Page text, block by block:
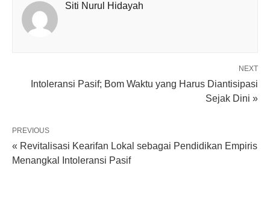
Siti Nurul Hidayah
NEXT
Intoleransi Pasif; Bom Waktu yang Harus Diantisipasi
Sejak Dini »
PREVIOUS
« Revitalisasi Kearifan Lokal sebagai Pendidikan Empiris
Menangkal Intoleransi Pasif